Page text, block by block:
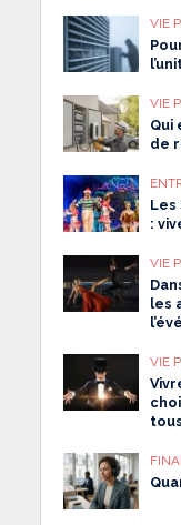
VIE
VIE
Qui
de
Les
:
VIE
les
VIE